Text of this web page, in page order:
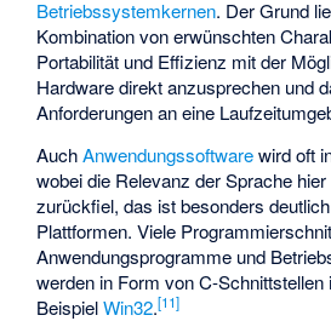
Betriebssystemkernen. Der Grund
Kombination von erwünschten
Portabilität und Effizienz mit der
Hardware direkt anzusprechen und
Anforderungen an eine
AuchAnwendungssoftwarewird oft
wobei die Relevanz der Sprache
zurückfiel, das ist besonders
Plattformen. Viele
Anwendungsprogramme und
werden in Form von C-
BeispielWin32.[11]